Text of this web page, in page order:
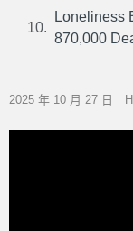
Loneliness
870,000
2025 年 10 月 27 日｜